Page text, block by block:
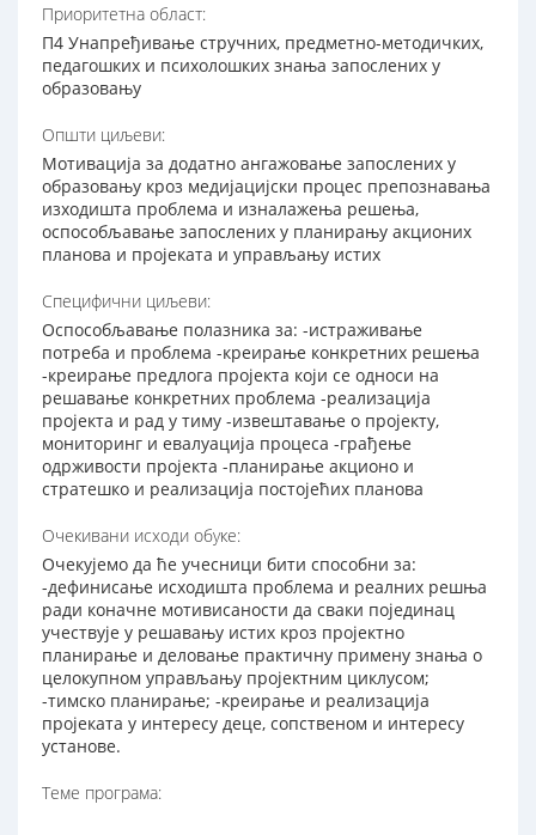
Приоритетна област:
П4 Унапређивање стручних, предметно-методичких,
педагошких и психолошких знања запослених у
образовању
Општи циљеви:
Мотивација за додатно ангажовање запослених у
образовању кроз медијацијски процес препознавања
изходишта проблема и изналажења решења,
оспособљавање запослених у планирању акционих
планова и пројеката и управљању истих
Специфични циљеви:
Оспособљавање полазника за: -истраживање
потреба и проблема -креирање конкретних решења
-креирање предлога пројекта који се односи на
решавање конкретних проблема -реализација
пројекта и рад у тиму -извештавање о пројекту,
мониторинг и евалуација процеса -грађење
одрживости пројекта -планирање акционо и
стратешко и реализација постојећих планова
Очекивани исходи обуке:
Очекујемо да ће учесници бити способни за:
-дефинисање исходишта проблема и реалних решња
ради коначне мотивисаности да сваки појединац
учествује у решавању истих кроз пројектно
планирање и деловање практичну примену знања о
целокупном управљању пројектним циклусом;
-тимско планирање; -креирање и реализација
пројеката у интересу деце, сопственом и интересу
установе.
Теме програма: